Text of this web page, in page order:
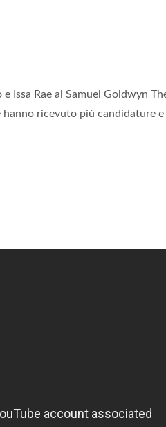
Issa Rae al Samuel Goldwyn
ricevuto più candidature